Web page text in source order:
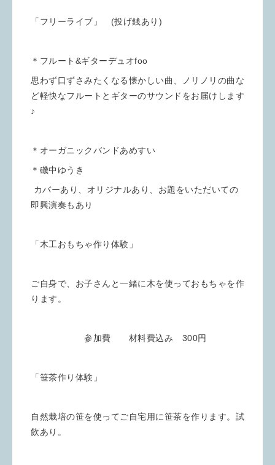
「フリーライブ」 (投げ銭あり)
＊フルート&ギターデュオfoo
思わず口ずさみたくなる懐かしい曲、ノリノリの曲な
ど軽快なフルートとギターのサウンドをお届けします
♪
＊オーガニックバンドあめすい
＊磯中ゆうき
カバーあり、オリジナルあり、お題をいただいての
即興演奏もあり
「木工おもちゃ作り体験」
ご自身で、お子さんと一緒に木を使っておもちゃを作
ります。
参加費 材料費込み 300円
「笹茶作り体験」
自然栽培の笹を使ってご自宅用に笹茶を作ります。試
飲あり。